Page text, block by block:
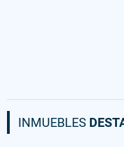
INMUEBLES